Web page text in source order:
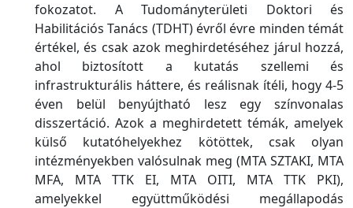
fokozatot. A Tudományterületi Doktori és
Habilitációs Tanács (TDHT) évről évre minden témát
értékel, és csak azok meghirdetéséhez járul hozzá,
ahol biztosított a kutatás szellemi és
infrastrukturális háttere, és reálisnak ítéli, hogy 4-5
éven belül benyújtható lesz egy színvonalas
disszertáció. Azok a meghirdetett témák, amelyek
külső kutatóhelyekhez kötöttek, csak olyan
intézményekben valósulnak meg (MTA SZTAKI, MTA
MFA, MTA TTK EI, MTA OITI, MTA TTK PKI),
amelyekkel együttműködési megállapodás